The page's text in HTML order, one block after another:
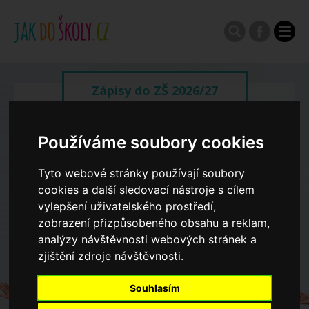
Používáme soubory cookies
Tyto webové stránky používají soubory
cookies a další sledovací nástroje s cílem
vylepšení uživatelského prostředí,
zobrazení přizpůsobeného obsahu a reklam,
analýzy návštěvnosti webových stránek a
zjištění zdroje návštěvnosti.
Souhlasím
Zápisy do ZŠ 2026/27
Výroční zprávy
Spádové oblasti ZŠ
Koncepce školství